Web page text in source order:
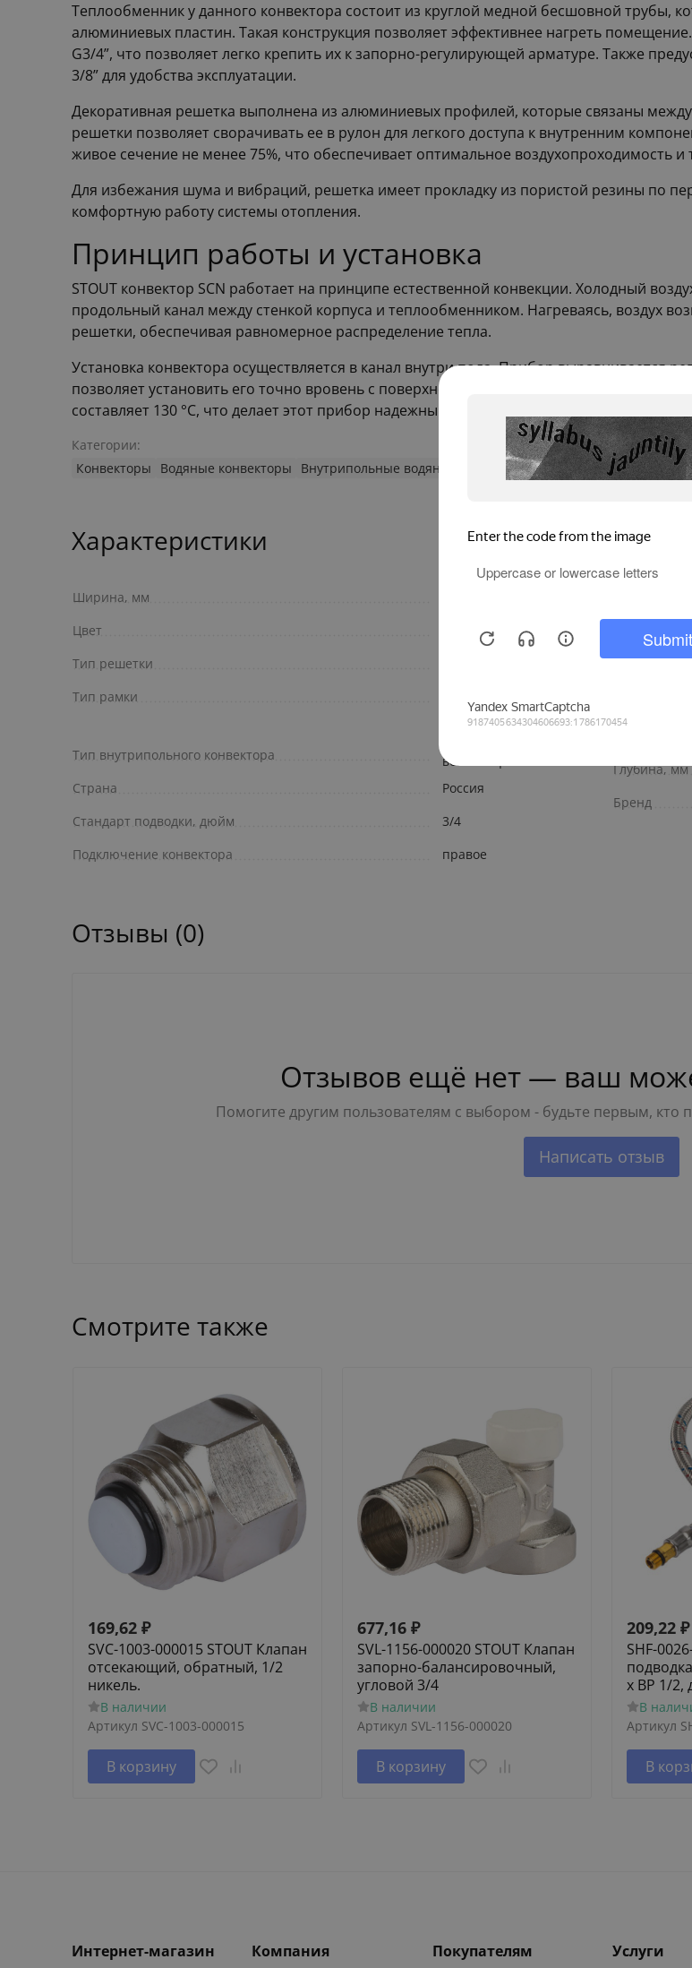
Теплообменник у данного конвектора состоит из круглой медной бесшовной трубы,
алюминиевых пластин. Такая конструкция позволяет эффективнее нагреть
G3/4”, что позволяет легко крепить их к запорно-регулирующей арматуре. Также
3/8” для удобства эксплуатации.
Декоративная решетка выполнена из алюминиевых профилей, которые связаны
решетки позволяет сворачивать ее в рулон для легкого доступа к внутренним
живое сечение не менее 75%, что обеспечивает оптимальное воздухопроходимость и
Для избежания шума и вибраций, решетка имеет прокладку из пористой резины по
комфортную работу системы отопления.
Принцип работы и установка
STOUT конвектор SCN работает на принципе естественной конвекции. Холодный
продольный канал между стенкой корпуса и теплообменником. Нагреваясь, воздух
решетки, обеспечивая равномерное распределение тепла.
Установка конвектора осуществляется в канал внутри пола. Прибор выравнивается
позволяет установить его точно вровень с поверхностью пола. Максимальная
составляет 130 °С, что делает этот прибор надежным и эффективным решением для
Категории:
Конвекторы
Водяные конвекторы Внутрипольные водяные конвекторы
Характеристики
Ширина, мм
Цвет
черный
Тип решетки
Тип рамки
Тип внутрипольного конвектора
конвектор с
вентиляцией
Страна
Россия
Стандарт подводки, дюйм
3/4
Подключение конвектора
правое
Материал
Глубина, мм
Бренд
Отзывы (0)
Отзывов ещё нет — ваш
Помогите другим пользователям с выбором - будьте первым, кто
Написать отзыв
Смотрите также
169,62 ₽
SVC-1003-000015 STOUT Клапан
отсекающий, обратный, 1/2
никель.
В наличии
Артикул SVC-1003-000015
В корзину
677,16 ₽
SVL-1156-000020 STOUT Клапан
запорно-балансировочный,
угловой 3/4
В наличии
Артикул SVL-1156-000020
В корзину
209,22 ₽
SHF-
х ВР 1/2,
В
Артикул
В
Интернет-магазин Компания Покупателям Услуги